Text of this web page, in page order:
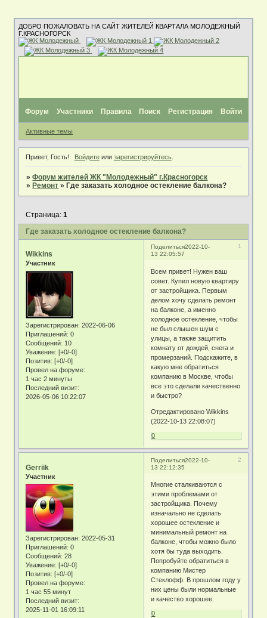
ДОБРО ПОЖАЛОВАТЬ НА САЙТ ЖИТЕЛЕЙ КВАРТАЛА МОЛОДЕЖНЫЙ
Г.КРАСНОГОРСК
Форум Участники Правила Поиск Регистрация Войти
Активные темы
Привет, Гость! Войдитеили зарегистрируйтесь.
»Форум жителей ЖК "Молодежный" г.Красногорск
» Ремонт » Где заказать холодное остекление балкона?
Где заказать холодное остекление балкона?
Страница:1
Поделиться 1
2022-10-
13 22:05:57
Wikkins
Участник
Зарегистрирован: 2022-06-06
Приглашений: 0
Сообщений: 10
Уважение: [+0/-0]
Позитив: [+0/-0]
Провел на форуме:
1 час 2 минуты
Последний визит:
2026-05-06 10:22:07
Всем привет! Нужен ваш
совет. Купил новую квартиру
от застройщика. Первым
делом хочу сделать ремонт
на балконе, а именно
холодное остекление, чтобы
не был слышен шум с
улицы, а также защитить
комнату от дождей, снега и
промерзаний. Подскажите, в
какую мне обратиться
компанию в Москве, чтобы
все это сделали качественно
и быстро?
Отредактировано Wikkins
(2022-10-13 22:08:07)
0
Поделиться 2
2022-10-
13 22:12:35
Gerriik
Участник
Зарегистрирован: 2022-05-31
Приглашений: 0
Сообщений: 28
Уважение: [+0/-0]
Позитив: [+0/-0]
Провел на форуме:
1 час 55 минут
Последний визит:
2025-11-01 16:09:11
Многие сталкиваются с
этими проблемами от
застройщика. Почему
изначально не сделать
хорошее остекление и
минимальный ремонт на
балконе, чтобы можно было
хотя бы туда выходить.
Попробуйте обратиться в
компанию Мистер
Стеклофф. В прошлом году у
них цены были нормальные
и качество хорошее.
0